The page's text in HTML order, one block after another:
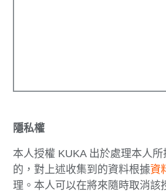
隱私權
本人授權 KUKA 出於處理本人所
的，對上述收集到的資料根據資
理。本人可以在將來隨時取消該